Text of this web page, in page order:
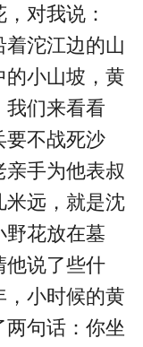
对我说：
沱江边的山
的小山坡，黄
我们来看看
要不战死沙
手为他表叔
米远，就是沈
野花放在墓
他说了些什
，小时候的黄
句话：你坐